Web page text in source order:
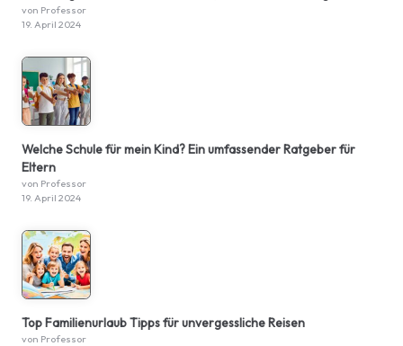
von Professor
19. April 2024
Welche Schule für mein Kind? Ein umfassender Ratgeber für
Eltern
von Professor
19. April 2024
Top Familienurlaub Tipps für unvergessliche Reisen
von Professor